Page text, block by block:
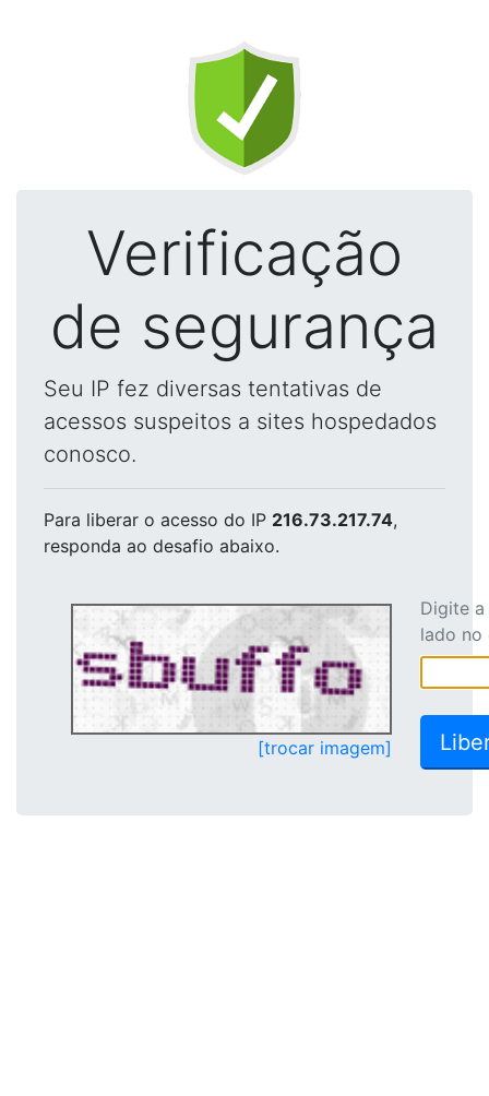
Verificação
de segurança
Seu IP fez diversas tentativas de
acessos suspeitos a sites hospedados
conosco.
Para liberar o acesso do IP 216.73.217.74,
responda ao desafio abaixo.
[trocar imagem]
Digite
lado no